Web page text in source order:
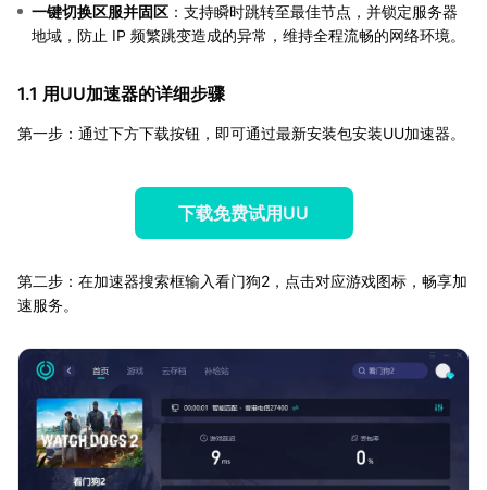
一键切换区服并固区 ：支持瞬时跳转至最佳节点，并锁定服务器
地域，防止 IP 频繁跳变造成的异常，维持全程流畅的网络环境。
1.1 用UU加速器的详细步骤
第一步：通过下方下载按钮，即可通过最新安装包安装UU加速器。
下载免费试用UU
第二步：在加速器搜索框输入看门狗2，点击对应游戏图标，畅享加
速服务。